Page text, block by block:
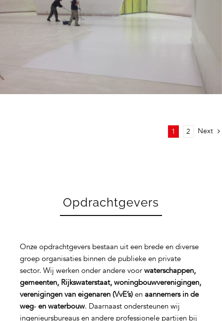
1 2 Next
Opdrachtgevers
Onze opdrachtgevers bestaan uit een brede en diverse
groep organisaties binnen de publieke en private
sector. Wij werken onder andere voor waterschappen,
gemeenten, Rijkswaterstaat, woningbouwverenigingen,
verenigingen van eigenaren (VvE’s)en aannemers in de
weg‑ en waterbouw. Daarnaast ondersteunen wij
ingenieursbureaus en andere professionele partijen bij